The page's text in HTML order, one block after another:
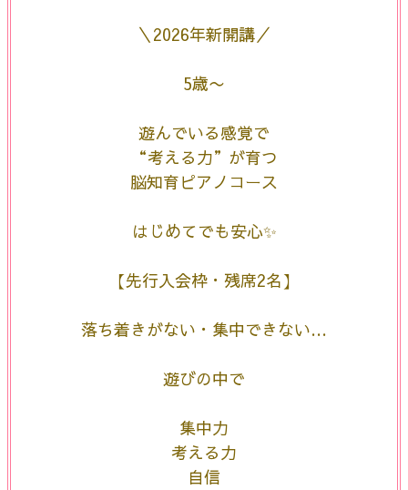
＼2026年新開講／
5歳〜
遊んでいる感覚で
“考える力”が育つ
脳知育ピアノコース
はじめてでも安心✨
【先行入会枠・残席2名】
落ち着きがない・集中できない…
遊びの中で
集中力
考える力
自信